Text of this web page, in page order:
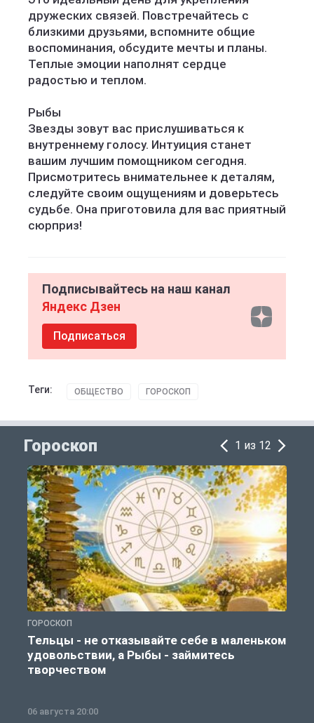
дружеских связей. Повстречайтесь с
близкими друзьями, вспомните общие
воспоминания, обсудите мечты и планы.
Теплые эмоции наполнят сердце
радостью и теплом.
Рыбы
Звезды зовут вас прислушиваться к
внутреннему голосу. Интуиция станет
вашим лучшим помощником сегодня.
Присмотритесь внимательнее к деталям,
следуйте своим ощущениям и доверьтесь
судьбе. Она приготовила для вас приятный
сюрприз!
Подписывайтесь на наш канал
Яндекс Дзен
Подписаться
Теги: ОБЩЕСТВО ГОРОСКОП
Гороскоп 1 из 12
ГОРОСКОП
Тельцы - не отказывайте себе в маленьком
удовольствии, а Рыбы - займитесь
творчеством
06 августа 20:00